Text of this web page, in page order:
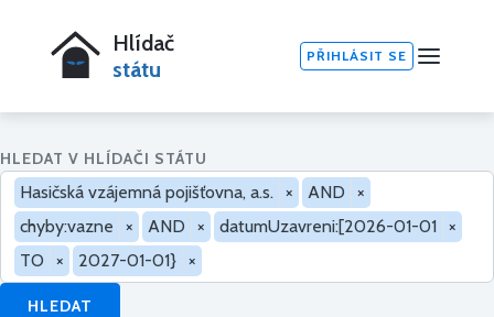
Hlídač
státu
PŘIHLÁSIT SE
HLEDAT V HLÍDAČI STÁTU
Hasičská vzájemná pojišťovna, a.s. × AND
×
chyby:vazne
× AND × datumUzavreni:[2026-01-01 ×
TO
× 2027-01-01} ×
HLEDAT